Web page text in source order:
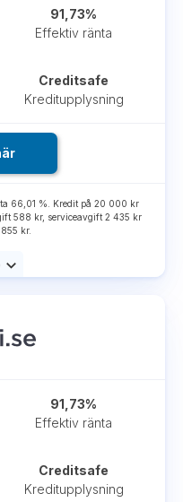
Effektiv ränta
91,73%
Kreditupplysning
Creditsafe
66,01 %. Kredit på 20 000 kr
588 kr, serviceavgift 2 435 kr
kr.
Effektiv ränta
91,73%
Kreditupplysning
Creditsafe